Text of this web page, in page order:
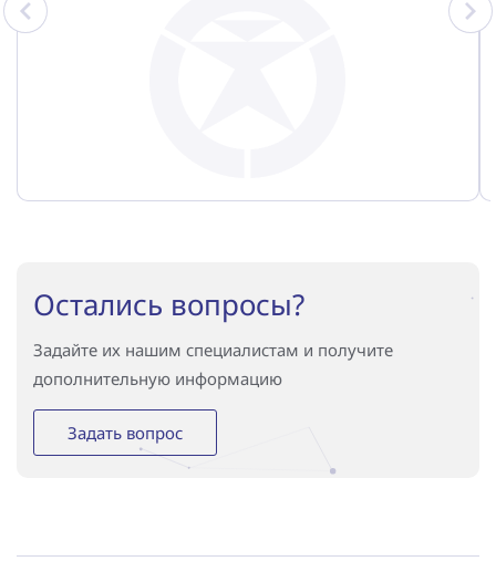
трансформаторами малой мощности. В процессе
Остались вопросы?
Задайте их нашим специалистам и получите
дополнительную информацию
Задать вопрос